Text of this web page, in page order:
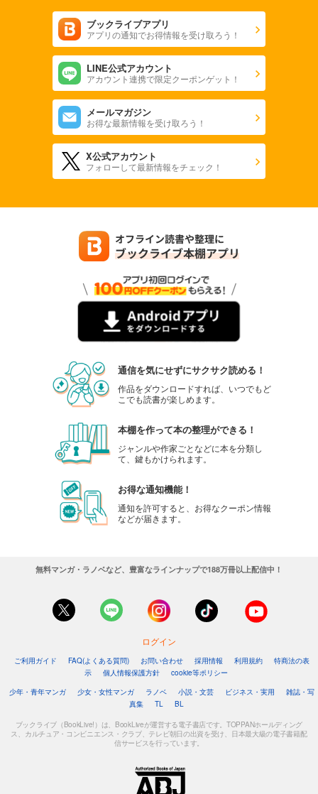
ブックライブアプリ
アプリの通知でお得情報を受け取ろう！
LINE公式アカウント
アカウント連携で限定クーポンゲット！
メールマガジン
お得な最新情報を受け取ろう！
X公式アカウント
フォローして最新情報をチェック！
通信を気にせずにサクサク読める！
作品をダウンロードすれば、いつでもど
こでも読書が楽しめます。
本棚を作って本の整理ができる！
ジャンルや作家ごとなどに本を分類し
て、鍵もかけられます。
お得な通知機能！
通知を許可すると、お得なクーポン情報
などが届きます。
無料マンガ・ラノベなど、豊富なラインナップで188万冊以上配信中！
ログイン
ご利用ガイド FAQ(よくある質問) お問い合わせ 採用情報 利用規約
特商法の表
示
個人情報保護方針
cookie等ポリシー
少年・青年マンガ
少女・女性マンガ ラノベ 小説・文芸 ビジネス・実用
雑誌・写
真集
TL BL
ブックライブ（BookLive!）は、BookLiveが運営する電子書店です。TOPPANホールディング
ス、カルチュア・コンビニエンス・クラブ、テレビ朝日の出資を受け、日本最大級の電子書籍配
信サービスを行っています。